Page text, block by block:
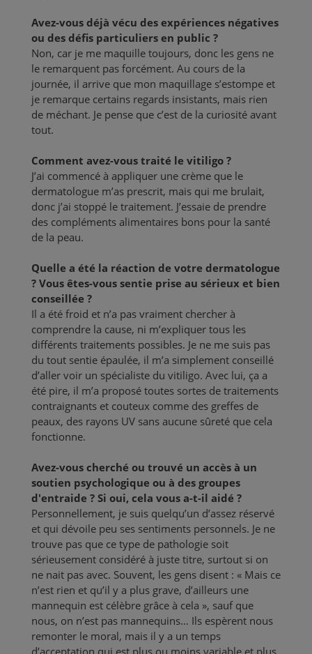
Avez-vous déjà vécu des expériences négatives
ou des défis particuliers en public ?
Non, car je me maquille toujours, donc les gens ne
le remarquent pas forcément. Au cours de la
journée, il arrive que mon maquillage s’estompe et
je remarque certains regards insistants, mais rien
de méchant. Je pense que c’est de la curiosité avant
tout.
Comment avez-vous traité le vitiligo ?
J’ai commencé à appliquer une crème que le
dermatologue m’as prescrit, mais qui me brulait,
donc j’ai stoppé le traitement. J’essaie de prendre
des compléments alimentaires bons pour la santé
de la peau.
Quelle a été la réaction de votre dermatologue
? Vous êtes-vous sentie prise au sérieux et bien
conseillée ?
Il a été froid et n’a pas vraiment chercher à
comprendre la cause, ni m’expliquer tous les
différents traitements possibles. Je ne me suis pas
du tout sentie épaulée, il m’a simplement conseillé
d’aller voir un spécialiste du vitiligo. Avec lui, ça a
été pire, il m’a proposé toutes sortes de traitements
contraignants et couteux comme des greffes de
peaux, des rayons UV sans aucune sûreté que cela
fonctionne.
Avez-vous cherché ou trouvé un accès à un
soutien psychologique ou à des groupes
d'entraide ? Si oui, cela vous a-t-il aidé ?
Personnellement, je suis quelqu’un d’assez réservé
et qui dévoile peu ses sentiments personnels. Je ne
trouve pas que ce type de pathologie soit
sérieusement considéré à juste titre, surtout si on
ne nait pas avec. Souvent, les gens disent : « Mais ce
n’est rien et qu’il y a plus grave, d’ailleurs une
mannequin est célèbre grâce à cela », sauf que
nous, on n’est pas mannequins… Ils espèrent nous
remonter le moral, mais il y a un temps